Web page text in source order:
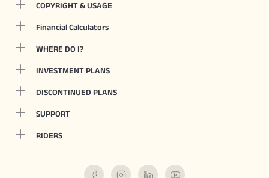
COPYRIGHT & USAGE
Financial Calculators
WHERE DO I?
INVESTMENT PLANS
DISCONTINUED PLANS
SUPPORT
RIDERS